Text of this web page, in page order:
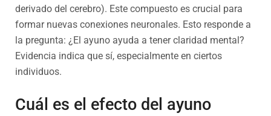
derivado del cerebro). Este compuesto es crucial para
formar nuevas conexiones neuronales. Esto responde a
la pregunta: ¿El ayuno ayuda a tener claridad mental?
Evidencia indica que sí, especialmente en ciertos
individuos.
Cuál es el efecto del ayuno